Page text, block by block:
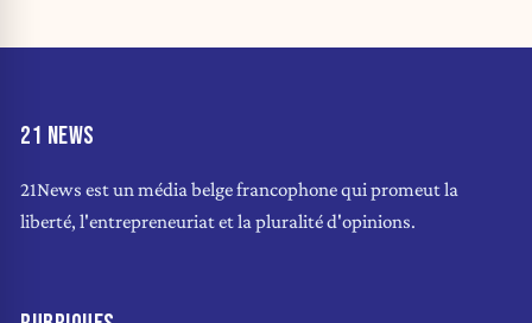
21 NEWS
21News est un média belge francophone qui promeut la
liberté, l'entrepreneuriat et la pluralité d'opinions.